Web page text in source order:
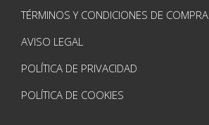
TÉRMINOS Y CONDICIONES DE COMPRA
AVISO LEGAL
POLÍTICA DE PRIVACIDAD
POLÍTICA DE COOKIES